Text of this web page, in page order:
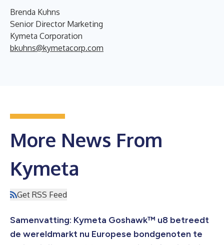
Brenda Kuhns
Senior Director Marketing
Kymeta Corporation
bkuhns@kymetacorp.com
More News From
Kymeta
Get RSS Feed
Samenvatting: Kymeta Goshawk™ u8 betreedt
de wereldmarkt nu Europese bondgenoten te